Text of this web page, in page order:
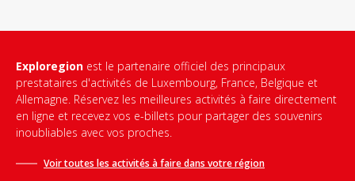
Exploregion est le partenaire officiel des principaux
prestataires d'activités de Luxembourg, France, Belgique et
Allemagne. Réservez les meilleures activités à faire directement
en ligne et recevez vos e-billets pour partager des souvenirs
inoubliables avec vos proches.
Voir toutes les activités à faire dans votre région